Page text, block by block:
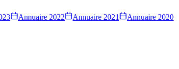
Annuaire 2022 Annuaire 2021 Annuaire 2020